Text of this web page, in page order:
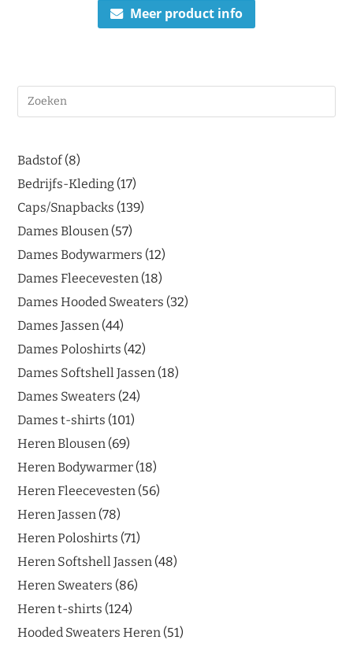
Meer product info
Badstof 8
Bedrijfs-Kleding 17
Caps/Snapbacks 139
Dames Blousen 57
Dames Bodywarmers 12
Dames Fleecevesten 18
Dames Hooded Sweaters 32
Dames Jassen 44
Dames Poloshirts 42
Dames Softshell Jassen 18
Dames Sweaters 24
Dames t-shirts 101
Heren Blousen 69
Heren Bodywarmer 18
Heren Fleecevesten 56
Heren Jassen 78
Heren Poloshirts 71
Heren Softshell Jassen 48
Heren Sweaters 86
Heren t-shirts 124
Hooded Sweaters Heren 51